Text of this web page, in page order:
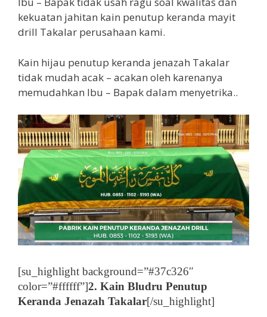
kekuatan jahitan kain penutup keranda mayit
drill Takalar perusahaan kami.
Kain hijau penutup keranda jenazah Takalar
tidak mudah acak – acakan oleh karenanya
memudahkan Ibu – Bapak dalam menyetrika..
[su_highlight background=”#37c326″
color=”#ffffff”]2. Kain Bludru Penutup
Keranda Jenazah Takalar[/su_highlight]